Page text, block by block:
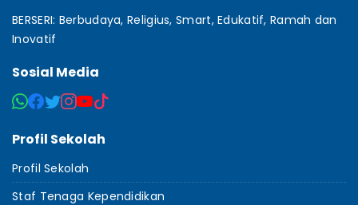
BERSERI: Berbudaya, Religius, Smart, Edukatif, Ramah dan
Inovatif
Sosial Media
Profil Sekolah
Profil Sekolah
Staf Tenaga Kependidikan